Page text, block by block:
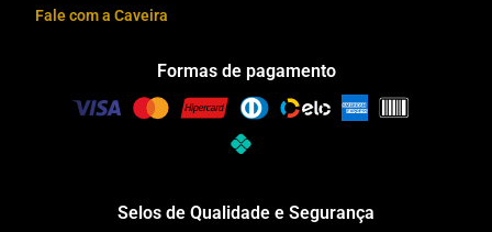
Fale com a Caveira
Formas de pagamento
Selos de Qualidade e Segurança